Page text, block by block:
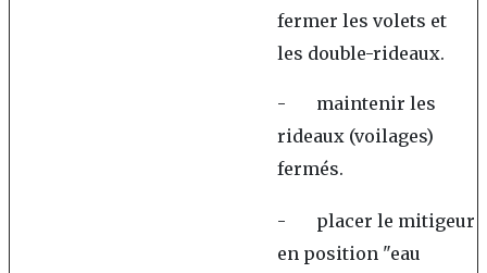
fermer les volets et
les double-rideaux.
- maintenir les
rideaux (voilages)
fermés.
- placer le mitigeur
en position "eau